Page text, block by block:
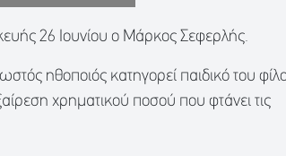
26 Ιουνίου ο Μάρκος Σεφερλής.
ηθοποιός κατηγορεί παιδικό του
χρηματικού ποσού που φτάνει τις